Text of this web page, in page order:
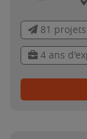
81
4 ans